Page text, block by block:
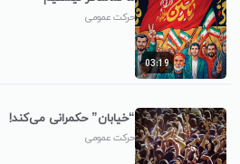
03:19
حرکت عمومی
“خیابان” حکمرانی می‌کند!
حرکت عمومی